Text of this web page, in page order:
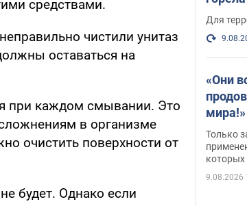
средствами.
чистили унитаз
оставаться на
при каждом смывании. Это
в организме
очистить поверхности от
будет. Однако если
есть
Для
«Они
мира!»
Только
которых
9.08.2026